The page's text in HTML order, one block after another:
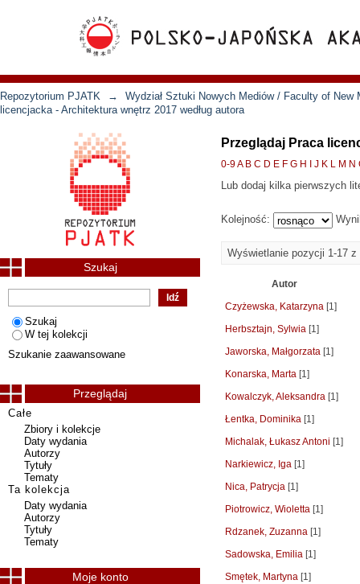
Repozytorium PJATK →
Wydział Sztuki Nowych Mediów / Faculty of New
licencjacka - Architektura wnętrz 2017 według autora
Przeglądaj Praca
0-9A B C D E F G H J K L M N
Lub dodaj kilka pierwszych
Kolejność:
Wyświetlanie pozycji 1-17 z
Autor
Czyżewska, Katarzyna [1]
Herbsztajn, Sylwia [1]
Jaworska, Małgorzata [1]
Konarska, Marta [1]
Kowalczyk, Aleksandra [1]
Łentka, Dominika [1]
Michalak, Łukasz Antoni [1]
Narkiewicz, Iga [1]
Nica, Patrycja [1]
Piotrowicz, Wioletta [1]
Rdzanek, Zuzanna [1]
Sadowska, Emilia [1]
Smętek, Martyna [1]
Szukaj
Szukaj
W tej kolekcji
Szukanie zaawansowane
Przeglądaj
Całe
Zbiory i kolekcje
Daty wydania
Autorzy
Tytuły
Tematy
Ta kolekcja
Daty wydania
Autorzy
Tytuły
Tematy
Moje konto